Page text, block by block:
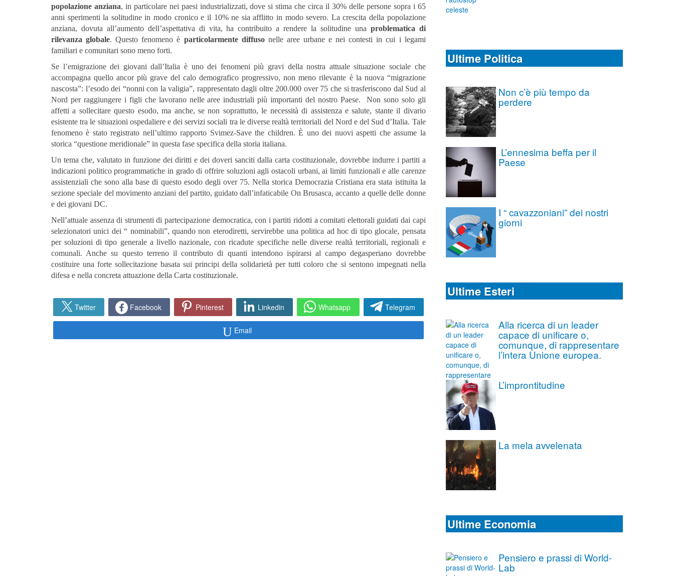
popolazione anziana, in particolare nei paesi industrializzati, dove si stima che circa il 30% delle persone sopra i 65
anni sperimenti la solitudine in modo cronico e il 10% ne sia afflitto in modo severo. La crescita della popolazione
anziana, dovuta all’aumento dell’aspettativa di vita, ha contribuito a rendere la solitudine una problematica di
rilevanza globale. Questo fenomeno è particolarmente diffusonelle aree urbane e nei contesti in cui i legami
familiari e comunitari sono meno forti.
Se l’emigrazione dei giovani dall’Italia è uno dei fenomeni più gravi della nostra attuale situazione sociale che
accompagna quello ancor più grave del calo demografico progressivo, non meno rilevante è la nuova “migrazione
nascosta”: l’esodo dei “nonni con la valigia”, rappresentato dagli oltre 200.000 over 75 che si trasferiscono dal Sud al
Nord per raggiungere i figli che lavorano nelle aree industriali più importanti del nostro Paese. Non sono solo gli
affetti a sollecitare questo esodo, ma anche, se non soprattutto, le necessità di assistenza e salute, stante il divario
esistente tra le situazioni ospedaliere e dei servizi sociali tra le diverse realtà territoriali del Nord e del Sud d’Italia. Tale
fenomeno è stato registrato nell’ultimo rapporto Svimez-Save the children. È uno dei nuovi aspetti che assume la
storica “questione meridionale” in questa fase specifica della storia italiana.
Un tema che, valutato in funzione dei diritti e dei doveri sanciti dalla carta costituzionale, dovrebbe indurre i partiti a
indicazioni politico programmatiche in grado di offrire soluzioni agli ostacoli urbani, ai limiti funzionali e alle carenze
assistenziali che sono alla base di questo esodo degli over 75. Nella storica Democrazia Cristiana era stata istituita la
sezione speciale del movimento anziani del partito, guidato dall’infaticabile On Brusasca, accanto a quelle delle donne
e dei giovani DC.
Nell’attuale assenza di strumenti di partecipazione democratica, con i partiti ridotti a comitati elettorali guidati dai capi
selezionatori unici dei “ nominabili”, quando non eterodiretti, servirebbe una politica ad hoc di tipo glocale, pensata
per soluzioni di tipo generale a livello nazionale, con ricadute specifiche nelle diverse realtà territoriali, regionali e
comunali. Anche su questo terreno il contributo di quanti intendono ispirarsi al campo degasperiano dovrebbe
costituire una forte sollecitazione basata sui principi della solidarietà per tutti coloro che si sentono impegnati nella
difesa e nella concreta attuazione della Carta costituzionale.
Twitter Facebook Pinterest Linkedin Whatsapp Telegram
Email
Ultime Politica
Non c’è più tempo da
perdere
L’ennesima beffa per il
Paese
I “ cavazzoniani” dei nostri
giorni
Ultime Esteri
Alla ricerca di un leader
capace di unificare o,
comunque, di rappresentare
l’intera Unione europea.
L’improntitudine
La mela avvelenata
Ultime Economia
Pensiero e prassi di World-
Lab